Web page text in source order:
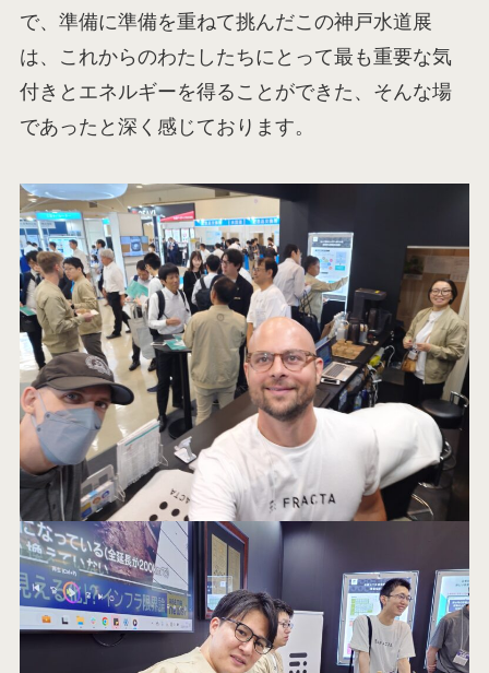
で、準備に準備を重ねて挑んだこの神戸水道展
は、これからのわたしたちにとって最も重要な気
付きとエネルギーを得ることができた、そんな場
であったと深く感じております。